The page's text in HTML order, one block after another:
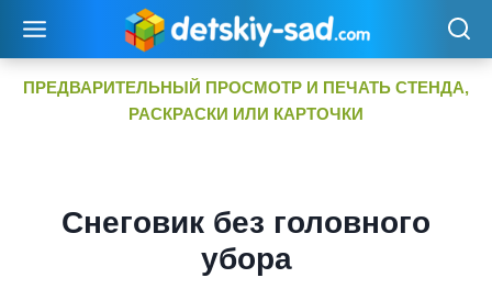
содержимому
ПРЕДВАРИТЕЛЬНЫЙ ПРОСМОТР И ПЕЧАТЬ СТЕНДА,
РАСКРАСКИ ИЛИ КАРТОЧКИ
Снеговик без головного
убора